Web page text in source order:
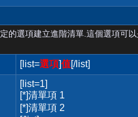
的選項建立進階清單.這個選項可
[list=選項]值[/list]
[list=1]
[*]清單項 1
[*]清單項 2